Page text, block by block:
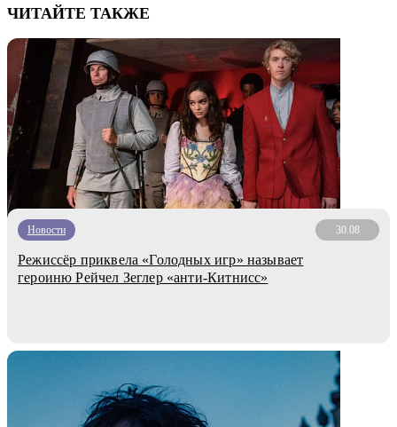
ЧИТАЙТЕ ТАКЖЕ
Новости 30.08
Режиссёр приквела «Голодных игр» называет
героиню Рейчел Зеглер «анти-Китнисс»